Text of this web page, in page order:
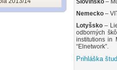
Slovinsko –
Nemecko –
Lotyšsko –
odborných
institutions in
“Elnetwork”.
Prihláška